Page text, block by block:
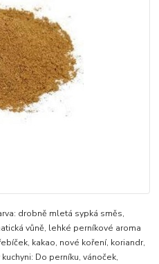
drobně mletá sypká směs,
vůně, lehké perníkové aroma
kakao, nové koření, koriandr,
Do perníku, vánoček,